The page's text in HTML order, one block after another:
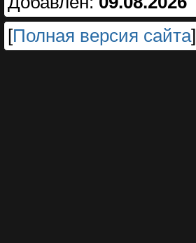
[Полная версия сайта]